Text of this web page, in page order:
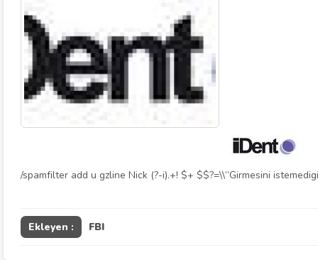
/spamfilter add u gzline Nick (?-i).+! $+ $$?=\\”Girmesini
Ekleyen : FBI